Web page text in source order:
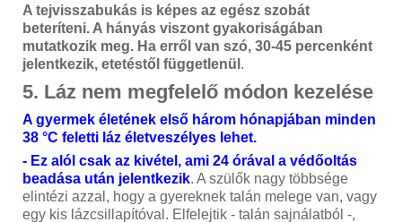
A tejvisszabukás is képes az egész szobát
beteríteni. A hányás viszont gyakoriságában
mutatkozik meg. Ha erről van szó, 30-45 percenként
jelentkezik, etetéstől függetlenül .
5. Láz nem megfelelő módon kezelése
A gyermek életének első három hónapjában minden
38 °C feletti láz életveszélyes lehet.
- Ez alól csak az kivétel, ami 24 órával a védőoltás
beadása után jelentkezik. A szülők nagy többsége
elintézi azzal, hogy a gyereknek talán melege van, vagy
egy kis lázcsillapítóval. Elfelejtik - talán sajnálatból -,